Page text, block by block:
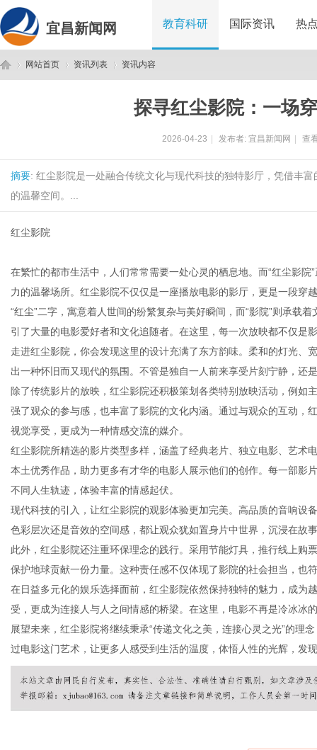
宜昌新闻网 教育科研 国际资讯 热
网站首页 资讯列表 资讯内容
探寻红尘影院：一场
2026-04-23 发布者: 宜昌新闻网 查
摘要: 红尘影院是一处融合传统文化与现代科技的独特影厅，凭借丰
的温馨空间。...
红尘影院
在繁忙的都市生活中，人们常常需要一处心灵的栖息地。而“红尘影
力的温馨场所。红尘影院不仅仅是一座播放电影的影厅，更是一段穿
“红尘”二字，寓意着人世间的纷繁复杂与美好瞬间，而“影院”则承载
引了大量的电影爱好者和文化追随者。在这里，每一次放映都不仅是
走进红尘影院，你会发现这里的设计充满了东方韵味。柔和的灯光、
出一种怀旧而又现代的氛围。不管是独自一人前来享受片刻宁静，还
除了传统影片的放映，红尘影院还积极策划各类特别放映活动，例如
强了观众的参与感，也丰富了影院的文化内涵。通过与观众的互动，
视觉享受，更成为一种情感交流的媒介。
红尘影院所精选的影片类型多样，涵盖了经典老片、独立电影、艺术
本土优秀作品，助力更多有才华的电影人展示他们的创作。每一部影
不同人生轨迹，体验丰富的情感起伏。
现代科技的引入，让红尘影院的观影体验更加完美。高品质的音响设
色彩层次还是音效的空间感，都让观众犹如置身片中世界，沉浸在故
此外，红尘影院还注重环保理念的践行。采用节能灯具，推行线上购
保护地球贡献一份力量。这种责任感不仅体现了影院的社会担当，也
在日益多元化的娱乐选择面前，红尘影院依然保持独特的魅力，成为
受，更成为连接人与人之间情感的桥梁。在这里，电影不再是冷冰冰
展望未来，红尘影院将继续秉承“传递文化之美，连接心灵之光”的理
过电影这门艺术，让更多人感受到生活的温度，体悟人性的光辉，发